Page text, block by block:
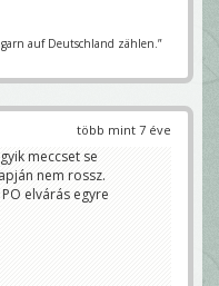
auf Deutschland zählen.”
több mint 7 éve
meccset se
nem rossz.
elvárás egyre